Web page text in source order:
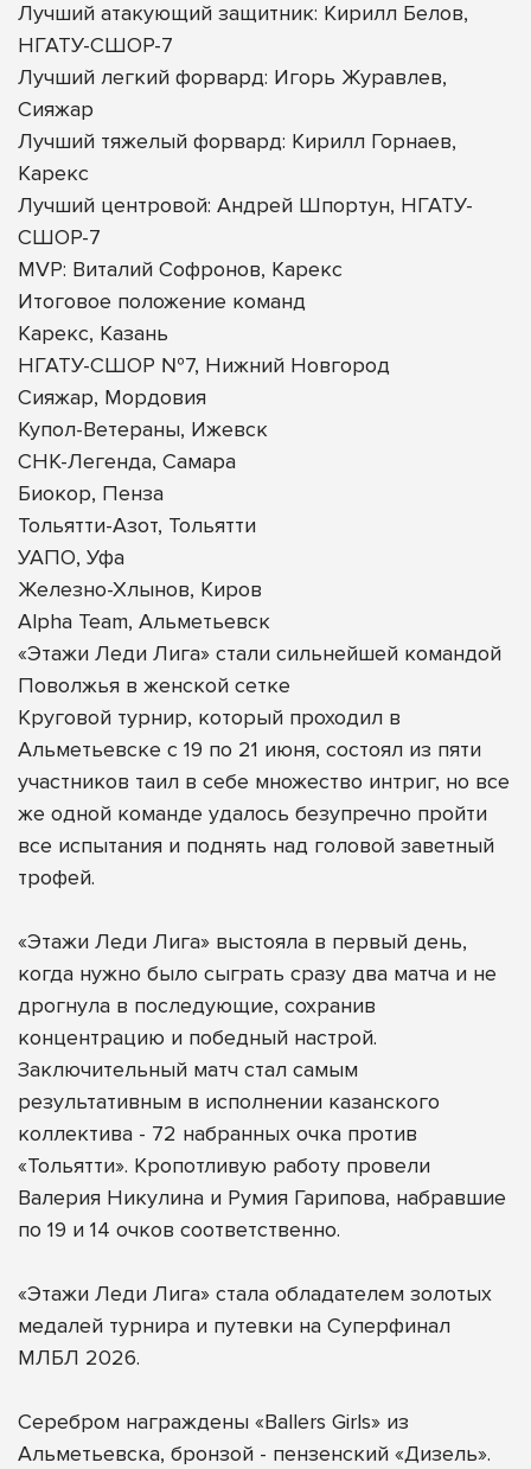
Лучший атакующий защитник: Кирилл Белов,
НГАТУ-СШОР-7
Лучший легкий форвард: Игорь Журавлев,
Сияжар
Лучший тяжелый форвард: Кирилл Горнаев,
Карекс
Лучший центровой: Андрей Шпортун, НГАТУ-
СШОР-7
MVP: Виталий Софронов, Карекс
Итоговое положение команд
Карекс, Казань
НГАТУ-СШОР №7, Нижний Новгород
Сияжар, Мордовия
Купол-Ветераны, Ижевск
СНК-Легенда, Самара
Биокор, Пенза
Тольятти-Азот, Тольятти
УАПО, Уфа
Железно-Хлынов, Киров
Alpha Team, Альметьевск
«Этажи Леди Лига» стали сильнейшей командой
Поволжья в женской сетке
Круговой турнир, который проходил в
Альметьевске с 19 по 21 июня, состоял из пяти
участников таил в себе множество интриг, но все
же одной команде удалось безупречно пройти
все испытания и поднять над головой заветный
трофей.
«Этажи Леди Лига» выстояла в первый день,
когда нужно было сыграть сразу два матча и не
дрогнула в последующие, сохранив
концентрацию и победный настрой.
Заключительный матч стал самым
результативным в исполнении казанского
коллектива - 72 набранных очка против
«Тольятти». Кропотливую работу провели
Валерия Никулина и Румия Гарипова, набравшие
по 19 и 14 очков соответственно.
«Этажи Леди Лига» стала обладателем золотых
медалей турнира и путевки на Суперфинал
МЛБЛ 2026.
Серебром награждены «Ballers Girls» из
Альметьевска, бронзой - пензенский «Дизель».